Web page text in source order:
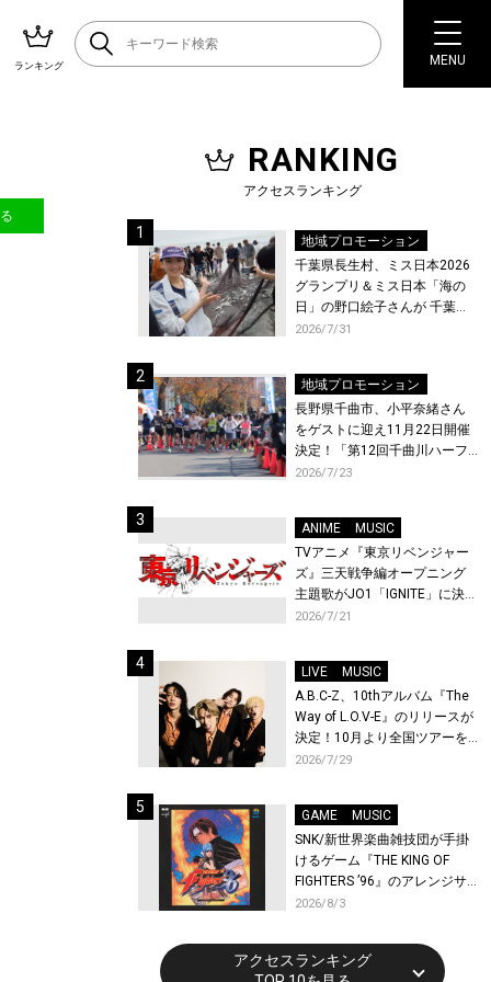
ランキング MENU
RANKING
アクセスランキング
地域プロモーション
千葉県長生村、ミス日本2026
グランプリ＆ミス日本「海の
日」の野口絵子さんが 千葉県
唯一の村・長生村で地引網を
2026/7/31
地域プロモーション
長野県千曲市、小平奈緒さん
をゲストに迎え11月22日開催
決定！「第12回千曲川ハーフ
マラソン」エントリー受付開
2026/7/23
ANIME
MUSIC
TVアニメ『東京リベンジャー
ズ』三天戦争編オープニング
主題歌がJO1「IGNITE」に決
定！メンバー全員から喜びと
先行上映会を開催！
2026/7/21
LIVE
MUSIC
A.B.C-Z、10thアルバム『The
Way of L.O.V-E』のリリースが
決定！10月より全国ツアーを
開催！
2026/7/29
GAME
MUSIC
SNK/新世界楽曲雑技団が手掛
けるゲーム『THE KING OF
FIGHTERS ’96』のアレンジサ
ウンドトラックが配信開始！
2026/8/3
アクセスランキング